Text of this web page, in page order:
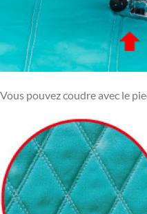
Vous pouvez coudre avec le